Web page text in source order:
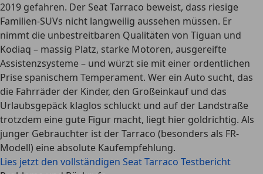
2019 gefahren. Der Seat Tarraco beweist, dass riesige
Familien-SUVs nicht langweilig aussehen müssen. Er
nimmt die unbestreitbaren Qualitäten von Tiguan und
Kodiaq – massig Platz, starke Motoren, ausgereifte
Assistenzsysteme – und würzt sie mit einer ordentlichen
Prise spanischem Temperament. Wer ein Auto sucht, das
die Fahrräder der Kinder, den Großeinkauf und das
Urlaubsgepäck klaglos schluckt und auf der Landstraße
trotzdem eine gute Figur macht, liegt hier goldrichtig. Als
junger Gebrauchter ist der Tarraco (besonders als FR-
Modell) eine absolute Kaufempfehlung.
Lies jetzt den vollständigen Seat Tarraco Testbericht